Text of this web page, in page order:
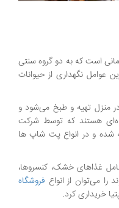
است که به دو گروه سنتی
عوامل نگهداری از حیوانات
منزل تهیه و طبخ می‌شود و
هستند که توسط شرکت‌
شده و در انواع پت شاپ ها
غذاهای خشک، کنسروها،
می‌توان از انواع فروشگاه
خریداری کرد.